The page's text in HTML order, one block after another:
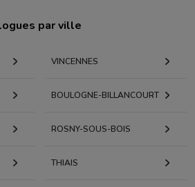
par ville
VINCENNES
BOULOGNE-BILLANCOURT
ROSNY-SOUS-BOIS
THIAIS